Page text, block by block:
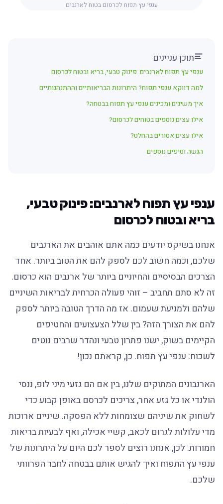
ענפי עץ תפוח לכרסום בטוח לארנבים
תוכן עניינים
ענפי עץ תפוח לארנבים: פינוק טבעי, בריא ובטוח לכרסום
למה דווקא ענפי תפוח? היתרונות הבריאותיים וההתנהגותיים
איך משיגים ומכינים ענפי עץ תפוח בבטחה?
אילו עצים נוספים בטוחים לכרסום?
אילו עצים אסורים בהחלט?
הגשה וטיפים נוספים
ענפי עץ תפוח לארנבים: פינוק טבעי,
בריא ובטוח לכרסום
אנחנו בשיקס יודעים כמה אתם אוהבים את הארנבים
שלכם, וכמה חשוב לכם לספק להם את הטוב ביותר. אחד
הצרכים הבסיסיים והחיוניים ביותר של ארנבים הוא כרסום.
זה לא סתם תחביב – זוהי פעולה הכרחית לבריאות השיניים
שלהם ולמניעת שעמום. אז מה הדרך הטובה ביותר לספק
להם את הצורך הזה? בין שלל הצעצועים והחטיפים
הקיימים בשוק, ישנו פתרון טבעי ונהדר שרבים נוטים
לשכוח: ענפי עץ תפוח. כן, קראתם נכון!
הארנבונים המתוקים שלנו, בין אם הם גזעי מיני לופ, ננסי
הולנדי או כל גזע אחר, צריכים לכרסם באופן קבוע כדי
לשחוק את שיניהם שצומחות ללא הפסקה. שיניים ארוכות
מדי עלולות לגרום לכאב, קשיי אכילה, ואף לבעיות בריאות
חמורות. לכן, אנחנו רוצים לספר לכם היום על היתרונות של
ענפי עץ התפוח ואיך להגיש אותם בבטחה לחבר הפרוותי
שלכם.